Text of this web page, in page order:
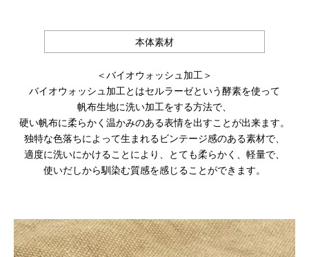
本体素材
＜バイオウォッシュ加工＞
バイオウォッシュ加工とはセルラーゼという酵素を使って
帆布生地に洗い加工をする方法で、
硬い帆布に柔らかく温かみのある表情を出すことが出来ます。
独特な色落ちによって生まれるビンテージ感のある素材で、
適度に洗いにかけることにより、とても柔らかく、軽量で、
使いだしから馴染む質感を感じることができます。